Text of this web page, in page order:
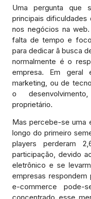
Uma pergunta que
principais dificuldades
nos negócios na
falta de tempo e
para dedicar ã busca
normalmente é o
empresa. Em geral
marketing, ou de
o
proprietário.
Mas percebe-se uma
longo do primeiro
players perderam
participação, devido
eletrônico e se
empresas
e-commerce